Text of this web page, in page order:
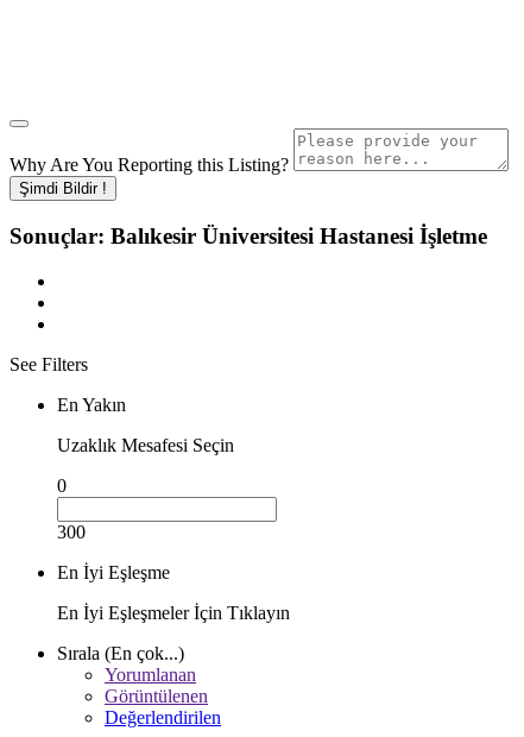
Why Are You Reporting this Listing?
Şimdi Bildir !
Sonuçlar: Balıkesir Üniversitesi Hastanesi İşletme
See Filters
En Yakın
Uzaklık Mesafesi Seçin
0
300
En İyi Eşleşme
En İyi Eşleşmeler İçin Tıklayın
Sırala (En çok...)
Yorumlanan
Görüntülenen
Değerlendirilen